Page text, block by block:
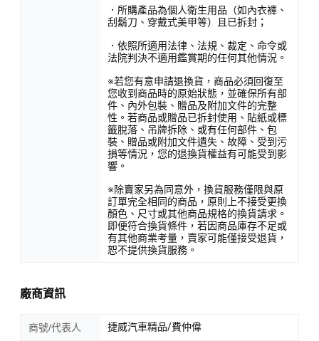
．所購產品為個人衛生用品（如內衣褲、
刮鬍刀、穿戴式美甲等）且已拆封；
．依照所適用法律、法規、裁定、命令或
法院判決不適用鑑賞期的任何其他情況。
※若您有意申請退換貨，商品必須回復至
您收到商品時的原始狀態，並確保所有部
件、內外包裝、贈品及附加文件的完整
性。若商品或贈品已拆封使用、貼紙或標
籤脫落、吊牌拆除、或有任何部件、包
裝、贈品或附加文件遺失、故障、受到污
損等情況，您的退換貨權益有可能受到影
響。
※除賣家另為同意外，換貨服務僅限與原
訂單完全相同的商品，原則上不接受更換
顏色、尺寸或其他商品規格的換貨請求。
即便符合換貨條件，若因商品庫存不足或
有其他商業考量，賣家可能僅接受退貨，
恕不提供換貨服務。
廠商資訊
商號/代表人 捷威汽車精品/費仲偉